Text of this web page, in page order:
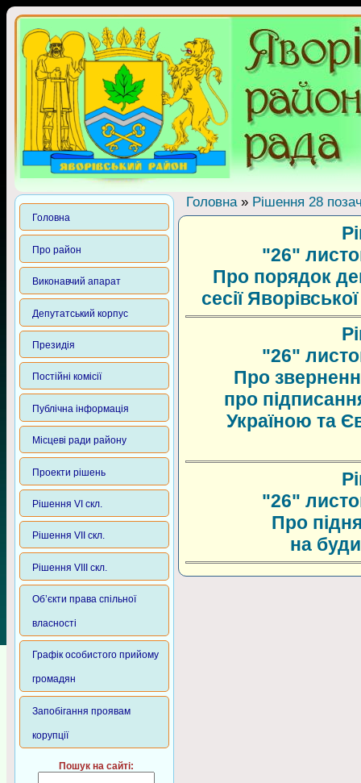
Головна
Про район
Виконавчий апарат
Депутатський корпус
Президія
Постійні комісії
Публічна інформація
Місцеві ради району
Проекти рішень
Рішення VI скл.
Рішення VII скл.
Рішення VIII скл.
Об’єкти права спільної
власності
Графік особистого прийому
громадян
Запобігання проявам
корупції
Пошук на сайті:
Головна» Рішення 28
"26"
Про порядок
сесії
"26"
Про
про
Україною та
"26"
Про
на